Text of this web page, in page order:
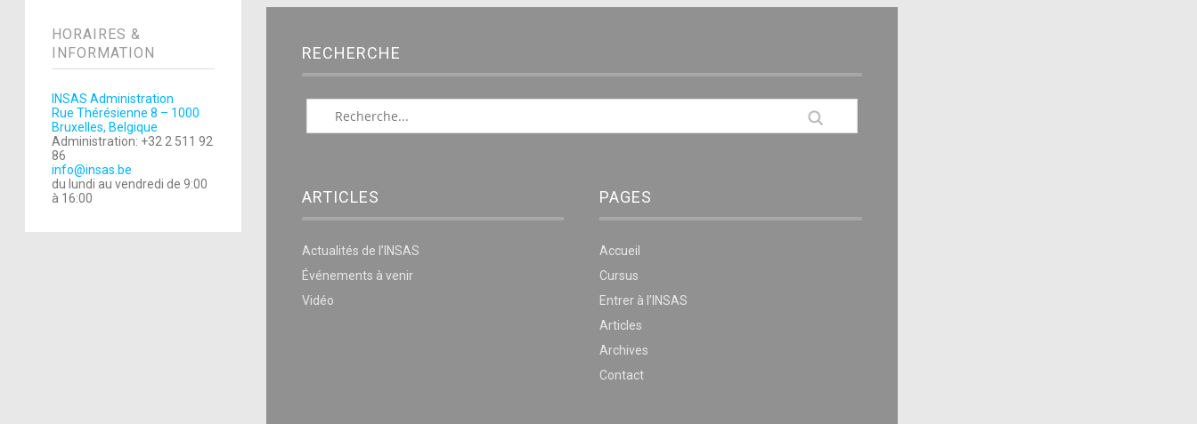
HORAIRES &
INFORMATION
INSAS Administration
Rue Thérésienne 8 – 1000
Bruxelles, Belgique
Administration: +32 2 511 92
86
info@insas.be
du lundi au vendredi de 9:00
à 16:00
RECHERCHE
ARTICLES
Actualités de l’INSAS
Événements à venir
Vidéo
PAGES
Accueil
Cursus
Entrer à l’INSAS
Articles
Archives
Contact